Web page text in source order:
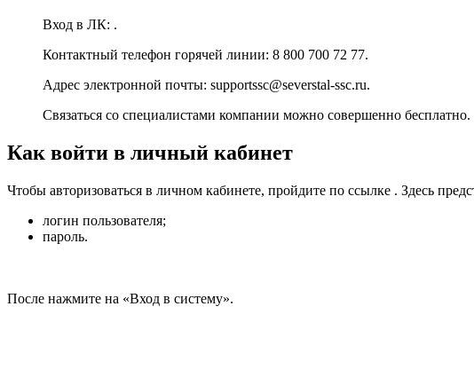
Вход в ЛК: .
Контактный телефон горячей линии: 8 800 700 72 77.
Адрес электронной почты: supportssc@severstal-ssc.ru.
Связаться со специалистами компании можно совершенно бесплатно.
Как войти в личный кабинет
Чтобы авторизоваться в личном кабинете, пройдите по ссылке . Здесь
логин пользователя;
пароль.
После нажмите на «Вход в систему».